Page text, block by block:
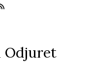
Odjuret